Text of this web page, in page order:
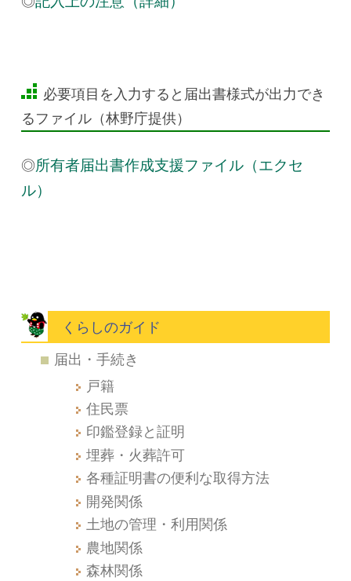
必要項目を入力すると届出書様式が出力でき
るファイル（林野庁提供）
◎所有者届出書作成支援ファイル（エクセ
ル）
くらしのガイド
届出・手続き
戸籍
住民票
印鑑登録と証明
埋葬・火葬許可
各種証明書の便利な取得方法
開発関係
土地の管理・利用関係
農地関係
森林関係